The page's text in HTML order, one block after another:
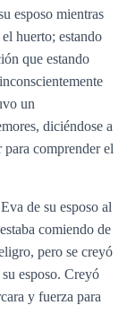
I
Ó
N
esposo mientras
huerto; estando
que estando
un
diciéndose a
comprender el
de su esposo al
comiendo de
pero se creyó
esposo. Creyó
y fuerza para